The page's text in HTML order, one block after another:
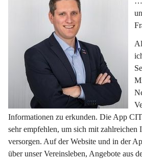
Informationen zu erkunden. Die App
sehr empfehlen, um sich mit zahlreichen
versorgen. Auf der Website und in der
über unser Vereinsleben, Angebote aus